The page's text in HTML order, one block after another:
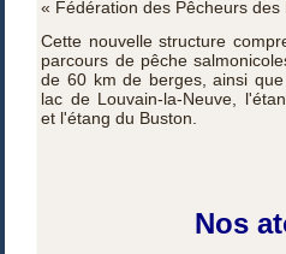
« Fédération des Pêcheurs des
Cette nouvelle structure
parcours de pêche
de 60 km de berges, ainsi
lac de Louvain-la-Neuve,
et l'étang du Buston.
Nos